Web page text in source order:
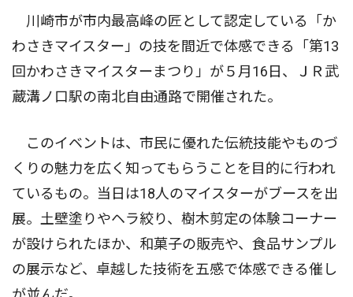
川崎市が市内最高峰の匠として認定している「か
わさきマイスター」の技を間近で体感できる「第13
回かわさきマイスターまつり」が５月16日、ＪＲ武
蔵溝ノ口駅の南北自由通路で開催された。
このイベントは、市民に優れた伝統技能やものづ
くりの魅力を広く知ってもらうことを目的に行われ
ているもの。当日は18人のマイスターがブースを出
展。土壁塗りやヘラ絞り、樹木剪定の体験コーナー
が設けられたほか、和菓子の販売や、食品サンプル
の展示など、卓越した技術を五感で体感できる催し